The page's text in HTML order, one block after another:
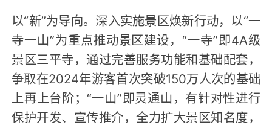
以“新”为导向。深入实施景区焕新行动，以“一
寺一山”为重点推动景区建设，“一寺”即4A级
景区三平寺，通过完善服务功能和基础配套，
争取在2024年游客首次突破150万人次的基础
上再上台阶；“一山”即灵通山，有针对性进行
保护开发、宣传推介，全力扩大景区知名度，